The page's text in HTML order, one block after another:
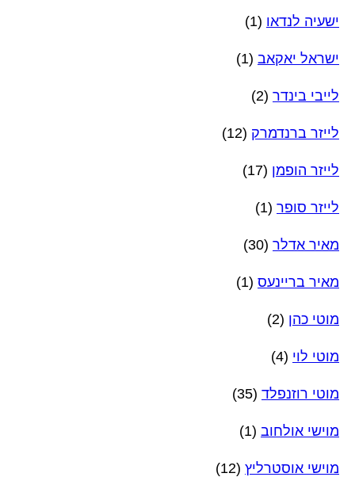
ישעיה לנדאו (1)
ישראל יאקאב (1)
לייבי בינדר (2)
לייזר ברנדמרק (12)
לייזר הופמן (17)
לייזר סופר (1)
מאיר אדלר (30)
מאיר בריינעס (1)
מוטי כהן (2)
מוטי לוי (4)
מוטי רוזנפלד (35)
מוישי אולחוב (1)
מוישי אוסטרליץ (12)